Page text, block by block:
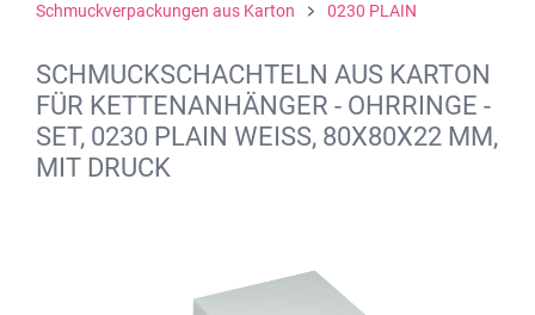
Schmuckverpackungen aus Karton
0230 PLAIN
SCHMUCKSCHACHTELN AUS KARTON
FÜR KETTENANHÄNGER - OHRRINGE -
SET, 0230 PLAIN WEISS, 80X80X22 MM,
MIT DRUCK